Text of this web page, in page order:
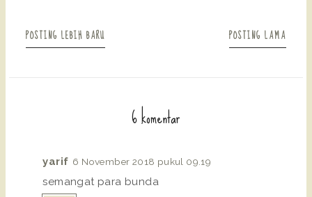
POSTING LEBIH BARU POSTING LAMA
6 komentar
yarif 6 November 2018 pukul 09.19
semangat para bunda